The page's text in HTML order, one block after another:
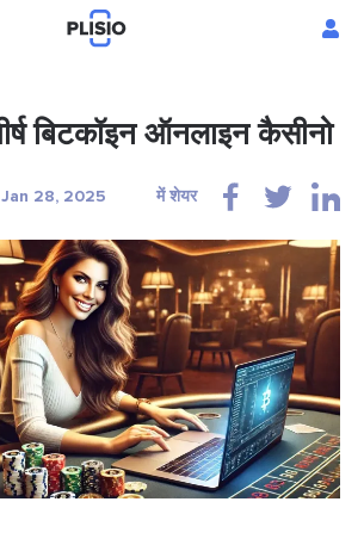
बिटकॉइन ऑनलाइन कैसीनो
Jan 28, 2025 में शेयर